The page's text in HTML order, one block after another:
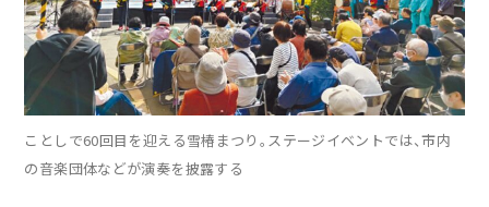
ことしで60回目を迎える雪椿まつり。ステージイベントでは、市内
の音楽団体などが演奏を披露する